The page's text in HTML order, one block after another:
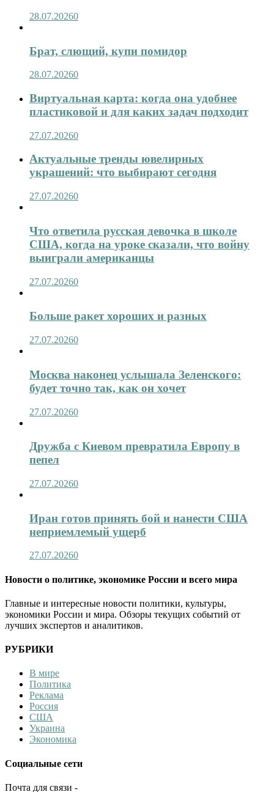
28.07.20260
Брат, слющий, купи помидор
28.07.20260
Виртуальная карта: когда она удобнее
пластиковой и для каких задач подходит
27.07.20260
Актуальные тренды ювелирных
украшений: что выбирают сегодня
27.07.20260
Что ответила русская девочка в школе
США, когда на уроке сказали, что войну
выиграли американцы
27.07.20260
Больше ракет хороших и разных
27.07.20260
Москва наконец услышала Зеленского:
будет точно так, как он хочет
27.07.20260
Дружба с Киевом превратила Европу в
пепел
27.07.20260
Иран готов принять бой и нанести США
неприемлемый ущерб
27.07.20260
Новости о политике, экономике России и всего мира
Главные и интересные новости политики, культуры,
экономики России и мира. Обзоры текущих событий от
лучших экспертов и аналитиков.
РУБРИКИ
В мире
Политика
Реклама
Россия
США
Украина
Экономика
Социальные сети
Почта для связи -